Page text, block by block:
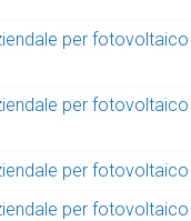
per fotovoltaico
per fotovoltaico
per fotovoltaico
per fotovoltaico